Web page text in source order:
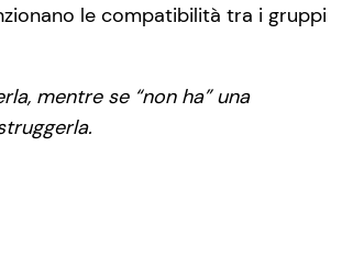
le compatibilità tra i gruppi
mentre se “non ha” una